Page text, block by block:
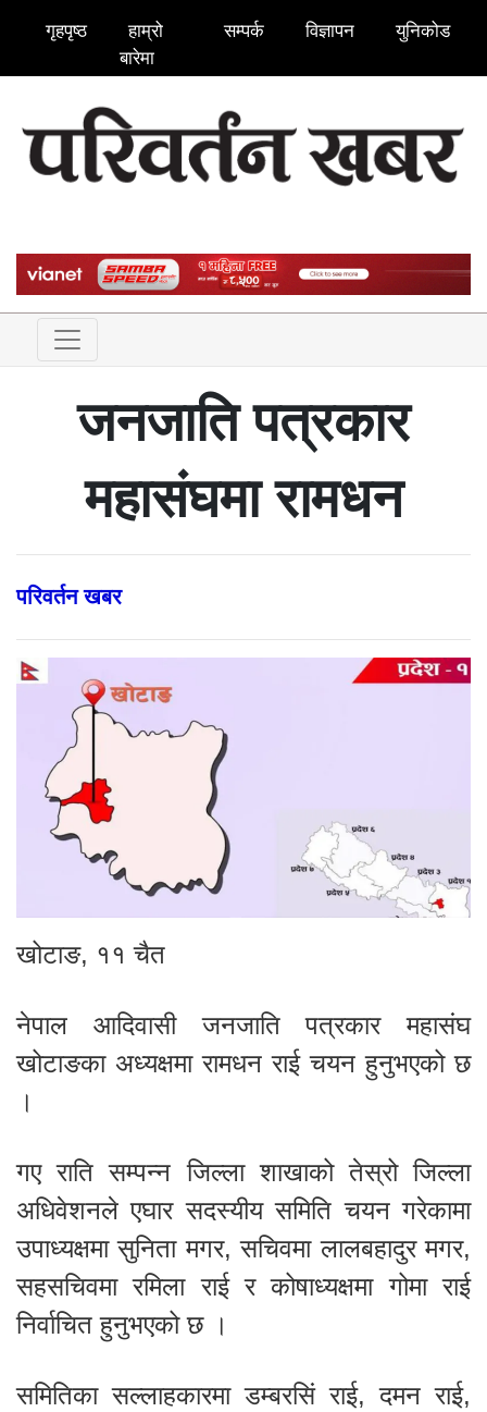
गृहपृष्ठ
हाम्रो
बारेमा
सम्पर्क विज्ञापन युनिकोड
जनजाति पत्रकार
महासंघमा रामधन
परिवर्तन खबर
खोटाङ, ११ चैत
नेपाल आदिवासी जनजाति पत्रकार महासंघ
खोटाङका अध्यक्षमा रामधन राई चयन हुनुभएको छ
।
गए राति सम्पन्न जिल्ला शाखाको तेस्रो जिल्ला
अधिवेशनले एघार सदस्यीय समिति चयन गरेकामा
उपाध्यक्षमा सुनिता मगर, सचिवमा लालबहादुर मगर,
सहसचिवमा रमिला राई र कोषाध्यक्षमा गोमा राई
निर्वाचित हुनुभएको छ ।
समितिका सल्लाहकारमा डम्बरसिं राई, दमन राई,